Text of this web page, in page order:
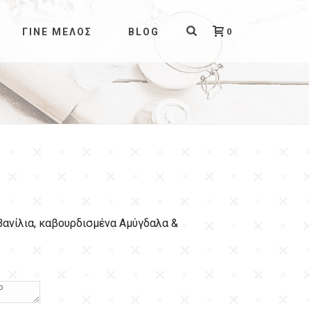
ΓΊΝΕ ΜΈΛΟΣ BLOG 0
καβουρδισμένα Αμύγδαλα &